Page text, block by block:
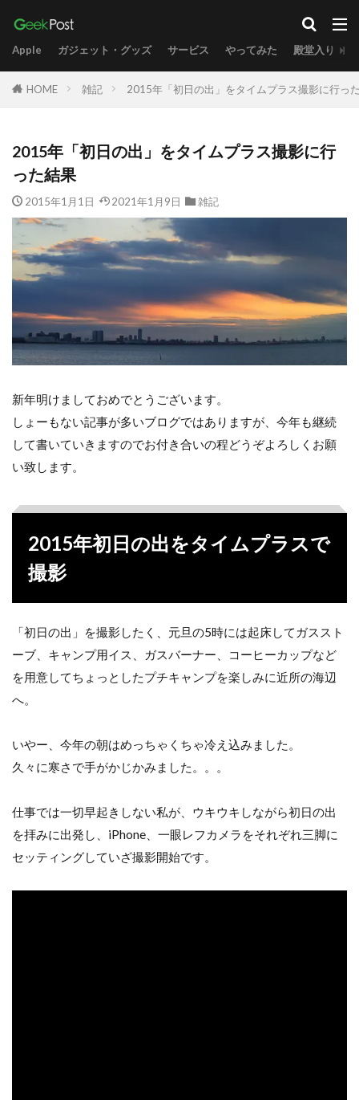
Apple ガジェット・グッズ サービス やってみた 殿堂入り
HOME 雑記 2015年「初日の出」をタイムプラス撮影に行っ
2015年「初日の出」をタイムプラス撮影に行
った結果
2015年1月1日 2021年1月9日 雑記
新年明けましておめでとうございます。
しょーもない記事が多いブログではありますが、今年も継続
して書いていきますのでお付き合いの程どうぞよろしくお願
い致します。
2015年初日の出をタイムプラスで
撮影
「初日の出」を撮影したく、元旦の5時には起床してガススト
ーブ、キャンプ用イス、ガスバーナー、コーヒーカップなど
を用意してちょっとしたプチキャンプを楽しみに近所の海辺
へ。
いやー、今年の朝はめっちゃくちゃ冷え込みました。
久々に寒さで手がかじかみました。。。
仕事では一切早起きしない私が、ウキウキしながら初日の出
を拝みに出発し、iPhone、一眼レフカメラをそれぞれ三脚に
セッティングしていざ撮影開始です。